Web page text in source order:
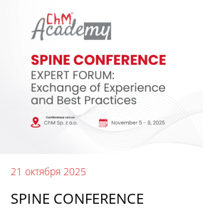
21 октября 2025
SPINE CONFERENCE